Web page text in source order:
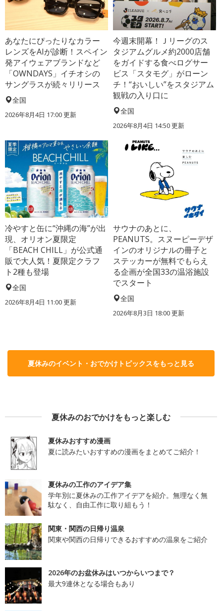
あなたにぴったりなカラー
レンズをAIが診断！スペイン
発アイウェアブランドなど
「OWNDAYS」イチオシの
サングラスが続々リリース
全国
2026年8月4日 17:00更新
今週末開幕！Ｊリーグのス
タジアムグルメ約2000店舗
をガイドする食べログサー
ビス「スタモグ」がローン
チ！“おいしい”をスタジアム
観戦の入り口に
全国
2026年8月4日 14:50更新
冷やすと缶に“沖縄の海”が出
現、オリオン夏限定
「BEACH CHILL」が公式通
販で大人気！夏限定クラフ
ト2種も登場
全国
2026年8月4日 11:00更新
サウナのあとに、
PEANUTS。スヌーピーデザ
インのオリジナルの冊子と
ステッカーが無料でもらえ
る企画が全国33の温浴施設
でスタート
全国
2026年8月3日 18:00更新
夏休みのイベント・おでかけトピックスをもっと見る
夏休みのおでかけをもっと楽しむ
夏休みおすすめ漫画
夏に読みたいおすすめの漫画をまとめてご紹介！
夏休みの工作のアイデア集
学年別に夏休みの工作アイデアを紹介。無理なく無
駄なく、自由工作に取り組もう！
関東・関西の日帰り温泉
関東や関西の日帰りできるおすすめの温泉をご紹介
2026年のお盆休みはいつからいつまで？
最大9連休となる場合もあり